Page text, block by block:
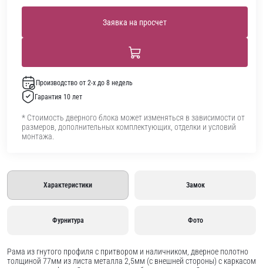
Заявка на просчет
Производство от 2-х до 8 недель
Гарантия 10 лет
* Стоимость дверного блока может изменяться в зависимости от
размеров, дополнительных комплектующих, отделки и условий
монтажа.
Характеристики Замок
Фурнитура Фото
Рама из гнутого профиля с притвором и наличником, дверное полотно
толщиной 77мм из листа металла 2,5мм (с внешней стороны) c каркасом